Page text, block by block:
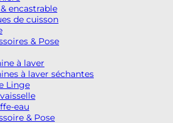
encastrable
de cuisson
& Pose
à laver
à laver séchantes
Linge
eau
& Pose